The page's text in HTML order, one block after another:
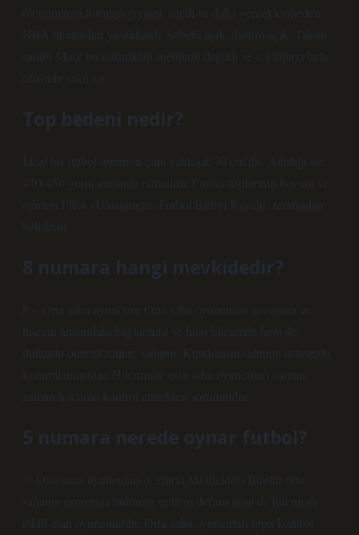
69 numaralı formayı giymek istedi ve daha gerçekleşmeden
NBA tarafından yasaklandı. Sebebi açık, durum açık. Takım
sahibi Mark bu durumdan memnun değildi ve o formayı hala
ofisinde saklıyor.
Top bedeni nedir?
İdeal bir futbol topunun çapı yaklaşık 70 cm’dir. Ağırlığı ise
410-450 gram arasında olmalıdır. Futbol toplarının boyutu ve
ağırlığı FIFA (Uluslararası Futbol Birliği Kurulu) tarafından
belirlenir.
8 numara hangi mevkidedir?
8 – Orta saha oyuncusu Orta saha oyuncuları savunma ve
hücum arasındaki bağlantıdır ve hem hücumda hem de
defansta önemli rollere sahiptir. Kendilerini sahanın ortasında
konumlandırırlar. Hücumda, orta saha oyuncuları zaman
zaman hücumu kontrol etmekten sorumludur.
5 numara nerede oynar futbol?
5) Orta saha oyuncuları (Central Midfielder) Bunlar orta
sahanın ortasında bulunan ve hem defans hem de hücumda
etkili olan oyunculardır. Orta saha oyuncuları topu kontrol